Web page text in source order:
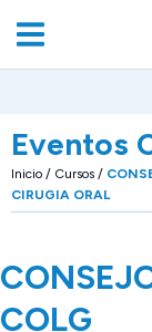
Eventos
Inicio / Cursos /
CIRUGIA ORAL
COLG